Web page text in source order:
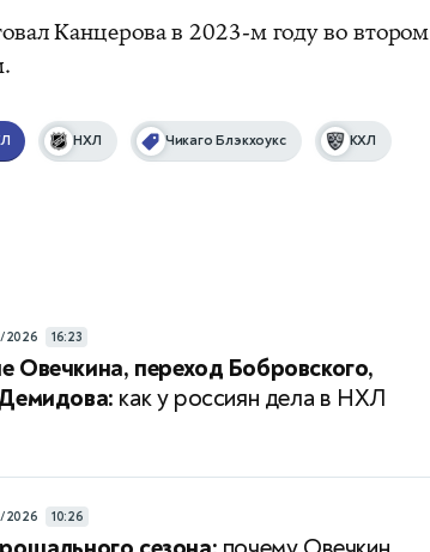
Канцерова в 2023-м году во втором
НХЛ Чикаго Блэкхоукс КХЛ
2026 16:23
Овечкина, переход Бобровского,
как у россиян дела в НХЛ
2026 10:26